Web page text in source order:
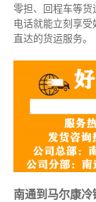
零担、回程车等货
电话就能立刻享
直达的货运服务。
南通到马尔康冷